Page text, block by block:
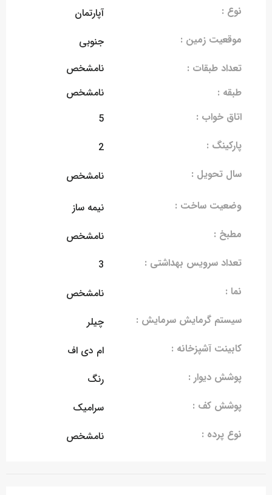
نوع :
آپارتمان
موقعیت زمین :
جنوبی
تعداد طبقات :
نامشخص
طبقه :
نامشخص
اتاق خواب :
5
پارکینگ :
2
سال تحویل :
نامشخص
وضعیت ساخت :
نیمه ساز
مطبخ :
نامشخص
تعداد سرویس بهداشتی :
3
نما :
نامشخص
سیستم گرمایش سرمایش :
چیلر
کابینت آشپزخانه :
ام دی اف
پوشش دیوار :
رنگ
پوشش کف :
سرامیک
نوع پرده :
نامشخص